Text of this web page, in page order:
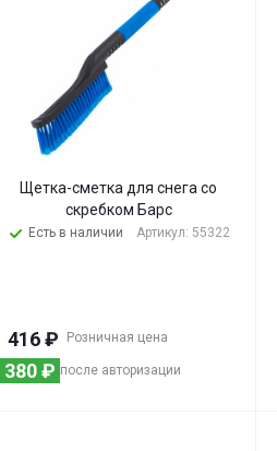
Щетка-сметка для снега со
скребком Барс
Есть в наличии Артикул: 55322
Розничная цена
416₽
после авторизации
380₽